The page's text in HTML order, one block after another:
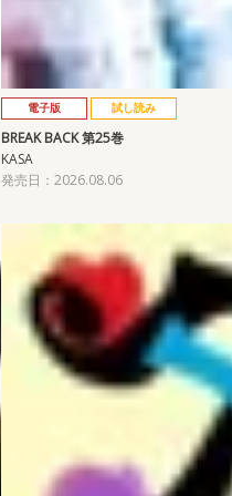
電子版 試し読み
BREAK BACK 第25巻
KASA
発売日：2026.08.06